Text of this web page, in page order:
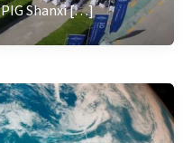
Shanxi […]